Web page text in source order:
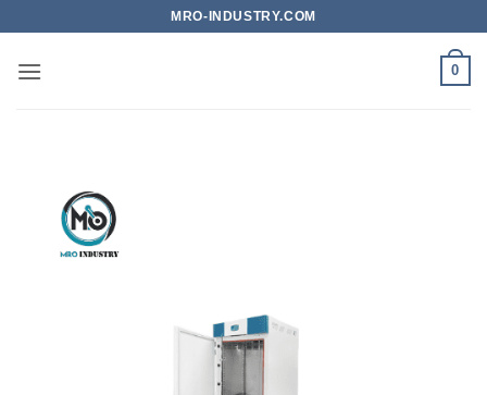
nội
MRO-INDUSTRY.COM
0